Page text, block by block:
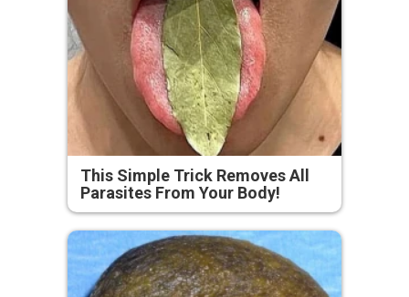
This Simple Trick Removes All
Parasites From Your Body!